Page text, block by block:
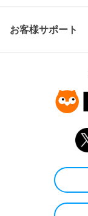
お客様サポート